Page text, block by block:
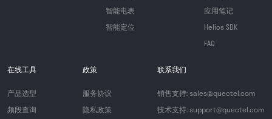
智能电表
智能定位
应用笔记
Helios SDK
FAQ
在线工具
产品选型
频段查询
政策
服务协议
隐私政策
联系我们
销售支持: sales@quectel.com
技术支持: support@quectel.com